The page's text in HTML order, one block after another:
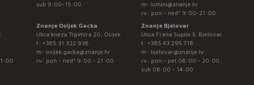
sub 9:00-15:00
m: lumini@znanje.hr
rv: pon - ned* 9:00-21:00
Znanje Osijek Gacka
Ulica kneza Trpimira 20, Osijek
t: +385 31 322 938
m: osijek.gacka@znanje.hr
rv: pon - ned* 9:00 - 21:00
Znanje Bjelovar
Ulica Frana Supila 3, Bjelovar
t: +385 43 295 718
m: bjelovar@znanje.hr
rv: pon - pet 08:00 - 20:00 ;
sub 08:00 - 14:00